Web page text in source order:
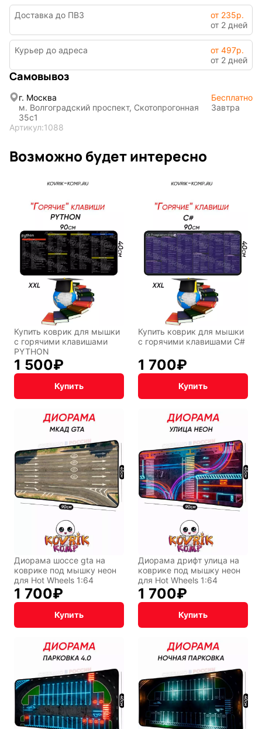
Доставка до ПВЗ
от 235р.
от 2 дней
Курьер до адреса
от 497р.
от 2 дней
Самовывоз
г. Москва
м. Волгоградский проспект, Скотопрогонная
35с1
Бесплатно
Завтра
Артикул:1088
Возможно будет интересно
Купить коврик для мышки
с горячими клавишами
PYTHON
1 500₽
Купить
Купить коврик для мышки
с горячими клавишами C#
1 700₽
Купить
Диорама шоссе gta на
коврике под мышку неон
для Hot Wheels 1:64
1 700₽
Купить
Диорама дрифт улица на
коврике под мышку неон
для Hot Wheels 1:64
1 700₽
Купить
По мотивам
игр
Фентези Космос
Мистика Дарк NET
Подарочная
упаковка